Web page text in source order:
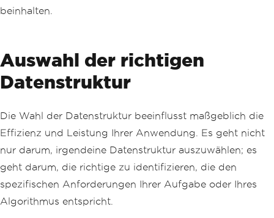
beinhalten.
Auswahl der richtigen
Datenstruktur
Die Wahl der Datenstruktur beeinflusst maßgeblich die
Effizienz und Leistung Ihrer Anwendung. Es geht nicht
nur darum, irgendeine Datenstruktur auszuwählen; es
geht darum, die richtige zu identifizieren, die den
spezifischen Anforderungen Ihrer Aufgabe oder Ihres
Algorithmus entspricht.